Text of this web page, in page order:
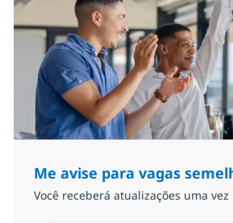
Me avise para vagas
Você receberá atualizações uma